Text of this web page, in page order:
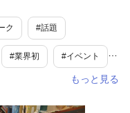
ク #話題
#業界初 #イベント